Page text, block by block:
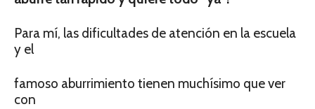
Para mí, las dificultades de atención en la escuela
y el
famoso aburrimiento tienen muchísimo que ver
con